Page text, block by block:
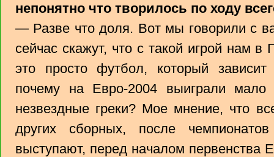
непонятно что творилось по ходу
— Разве что доля. Вот мы говорили с
сейчас скажут, что с такой игрой нам в
это просто футбол, который
почему на Евро-2004 выиграли
незвездные греки? Мое мнение, что
других сборных, после
выступают, перед началом